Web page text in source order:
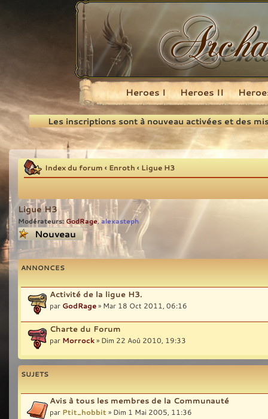
Recherche
Heroes I Heroes II
Les inscriptions sont à nouveau activées et des
Index du forum ‹ Enroth ‹ Ligue H3
Ligue H3
Modérateurs: GodRage,alexasteph
Écrire un nouveau
sujet
ANNONCES
Activité de la ligue H3.
par GodRage» Mar 18 Oct 2011, 06:16
Charte du Forum
par Morrock» Dim 22 Aoû 2010, 19:33
SUJETS
Avis à tous les membres de la Communauté
par Ptit_hobbit » Dim 1 Mai 2005, 11:36